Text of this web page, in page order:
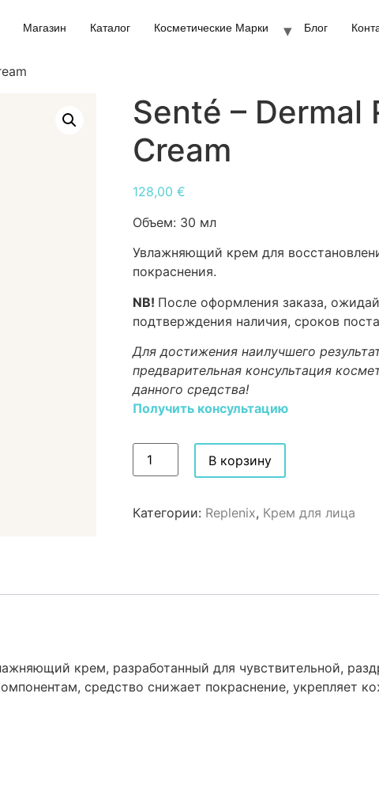
Магазин Каталог Косметические Марки Блог
Senté – Dermal
Cream
128,00 €
Объем: 30 мл
Увлажняющий крем для
покраснения.
NB! После оформления заказа,
подтверждения наличия, сроков
Для достижения наилучшего
предварительная консультация
данного средства!
Получить консультацию
В корзину
Категории: Replenix, Крем для лица
крем, разработанный для чувствительной,
средство снижает покраснение, укрепляет